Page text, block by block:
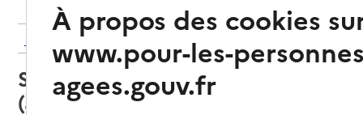
Retour aux résultats de l'annuaire
Service autonomie à domicile
(aide) – Domaliance
À propos des cookies
www.pour-les-
agees.gouv.fr